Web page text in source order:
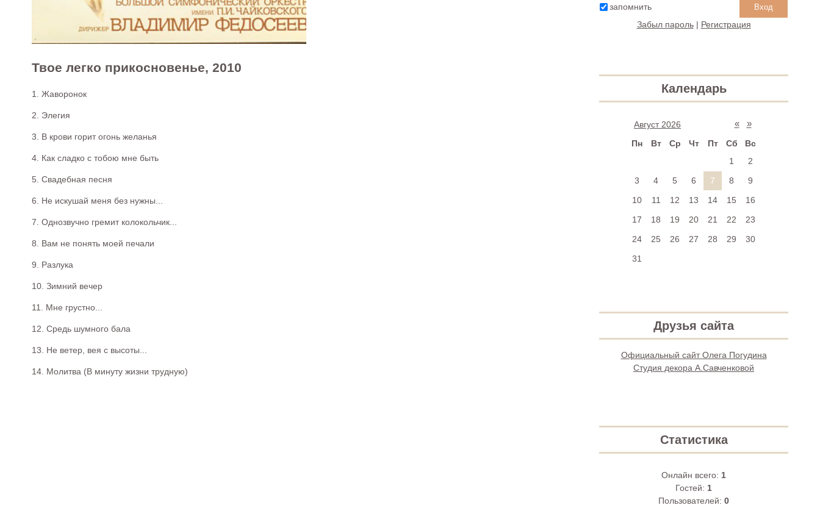
Твое легко прикосновенье, 2010
1. Жаворонок
2. Элегия
3. В крови горит огонь желанья
4. Как сладко с тобою мне быть
5. Свадебная песня
6. Не искушай меня без нужны...
7. Однозвучно гремит колокольчик...
8. Вам не понять моей печали
9. Разлука
10. Зимний вечер
11. Мне грустно...
12. Средь шумного бала
13. Не ветер, вея с высоты...
14. Молитва (В минуту жизни трудную)
запомнить
Забыл пароль| Регистрация
Календарь
«
Август 2026 »
Пн Вт Ср Чт Пт Сб
Вс
1
2
3
4 5 6 7 8
9
10
11 12 13 14 15
16
17
18 19 20 21 22
23
24
25 26 27 28 29
30
31
Друзья сайта
Официальный сайт Олега Погудина
Студия декора А.Савченковой
Статистика
Онлайн всего: 1
Гостей: 1
Пользователей: 0